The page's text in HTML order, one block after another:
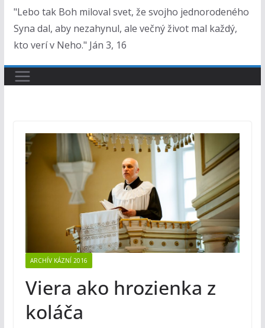
"Lebo tak Boh miloval svet, že svojho jednorodeného
Syna dal, aby nezahynul, ale večný život mal každý,
kto verí v Neho." Ján 3, 16
ARCHÍV KÁZNÍ 2016
Viera ako hrozienka z
koláča